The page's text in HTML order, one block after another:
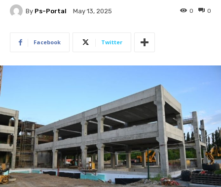
By Ps-Portal May 13, 2025 0
0
Facebook Twitter